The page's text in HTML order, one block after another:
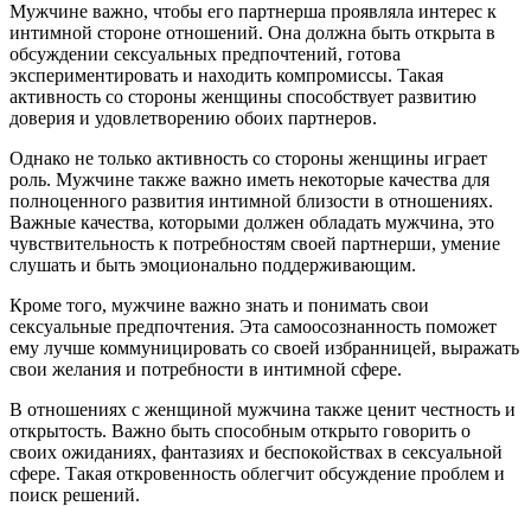
Мужчине важно, чтобы его партнерша проявляла интерес к
интимной стороне отношений. Она должна быть открыта в
обсуждении сексуальных предпочтений, готова
экспериментировать и находить компромиссы. Такая
активность со стороны женщины способствует развитию
доверия и удовлетворению обоих партнеров.
Однако не только активность со стороны женщины играет
роль. Мужчине также важно иметь некоторые качества для
полноценного развития интимной близости в отношениях.
Важные качества, которыми должен обладать мужчина, это
чувствительность к потребностям своей партнерши, умение
слушать и быть эмоционально поддерживающим.
Кроме того, мужчине важно знать и понимать свои
сексуальные предпочтения. Эта самоосознанность поможет
ему лучше коммуницировать со своей избранницей, выражать
свои желания и потребности в интимной сфере.
В отношениях с женщиной мужчина также ценит честность и
открытость. Важно быть способным открыто говорить о
своих ожиданиях, фантазиях и беспокойствах в сексуальной
сфере. Такая откровенность облегчит обсуждение проблем и
поиск решений.